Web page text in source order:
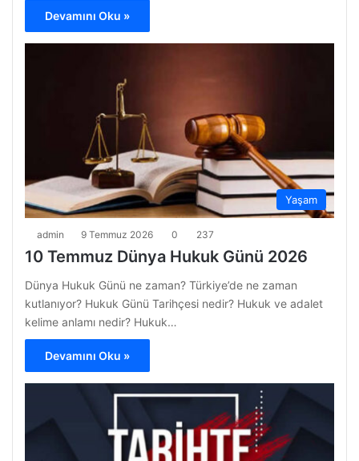
Devamını Oku »
Yaşam
admin 9 Temmuz 2026 0 237
10 Temmuz Dünya Hukuk Günü 2026
Dünya Hukuk Günü ne zaman? Türkiye’de ne zaman
kutlanıyor? Hukuk Günü Tarihçesi nedir? Hukuk ve adalet
kelime anlamı nedir? Hukuk…
Devamını Oku »